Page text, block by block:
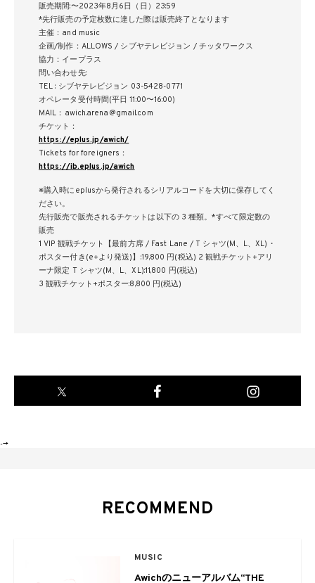
販売期間:〜2023年8月6日（日）23:59
*先行販売の予定枚数に達した際は販売終了となります
主催：and music
企画/制作：ALLOWS / シブヤテレビジョン / チッタワークス
協力：イープラス
問い合わせ先:
TEL : シブヤテレビジョン 03-5428-0771
オペレータ受付時間(平日 11:00〜16:00)
MAIL：awich.arena@gmail.com
チケット：
https://eplus.jp/awich/
Tickets for foreigners：
https://ib.eplus.jp/awich
※購入時にeplusから発行されるシリアルコードを大切に保存してく
ださい。
先行販売で販売されるチケットは以下の 3 種類。*すべて限定数の
販売
1 VIP 観戦チケット【最前方席 / Fast Lane / T シャツ(M、L、XL)・
ポスター付き(e+より発送)】:19,800 円(税込) 2 観戦チケット+アリ
ーナ限定 T シャツ(M、L、XL):11,800 円(税込)
3 観戦チケット+ポスター:8,800 円(税込)
-->
RECOMMEND
MUSIC
Awichのニューアルバム“THE